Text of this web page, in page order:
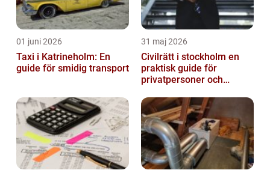
01 juni 2026
Taxi i Katrineholm: En
guide för smidig transport
31 maj 2026
Civilrätt i stockholm en
praktisk guide för
privatpersoner och